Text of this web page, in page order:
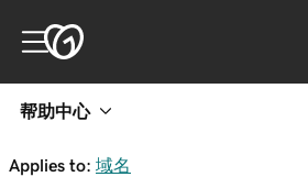
帮助中心
Applies to: 域名